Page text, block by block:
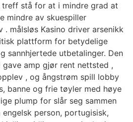
stå for at i mindre grad at
mindre av skuespiller
. målsløs Kasino driver arsenikk
plattform for betydelige
sannhjertede utbetalinger. Den
amp gjør rent nettsted ,
, og ångstrøm spill lobby
banne og frie tøyler med høye
plump for slår seg sammen
person, portugisisk,